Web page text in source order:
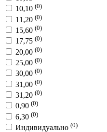
10,10 (0)
11,20 (0)
15,60 (0)
17,75 (0)
20,00 (0)
25,00 (0)
30,00 (0)
31,00 (0)
31,20 (0)
0,90 (0)
6,30 (0)
Индивидуально (0)